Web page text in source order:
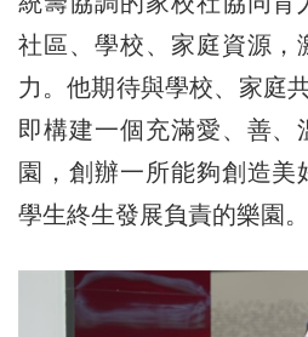
社區、學校、家庭資源，
力。他期待與學校、家庭
即構建一個充滿愛、善、
園，創辦一所能夠創造美
學生終生發展負責的樂園。